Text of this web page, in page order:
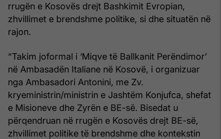
rrugën e Kosovës drejt Bashkimit Evropian,
zhvillimet e brendshme politike, si dhe situatën në
rajon.
“Takim joformal i ‘Miqve të Ballkanit Perëndimor’
në Ambasadën Italiane në Kosovë, i organizuar
nga Ambasadori Antonini, me Zv.
kryeministrin/ministrin e Jashtëm Konjufca, shefat
e Misioneve dhe Zyrën e BE-së. Bisedat u
përqendruan në rrugën e Kosovës drejt BE-së,
zhvillimet politike të brendshme dhe kontekstin